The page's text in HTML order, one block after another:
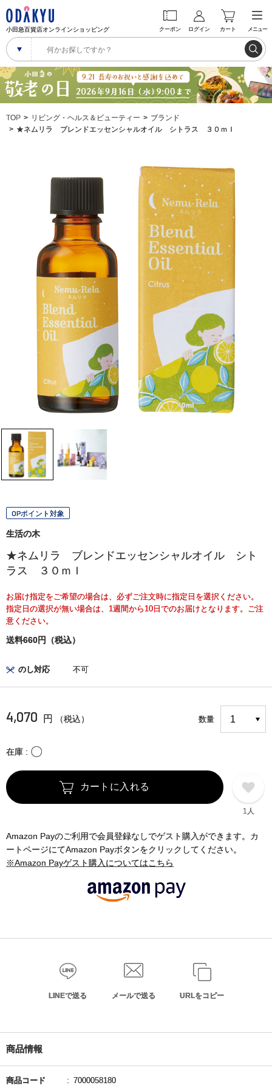
小田急百貨店オンラインショッピング クーポン ログイン カート メニュー
TOP リビング・ヘルス＆ビューティー
ブランド
★ネムリラ ブレンドエッセンシャルオイル シトラス ３０ｍｌ
OPポイント対象
生活の木
★ネムリラ ブレンドエッセンシャルオイル シト
ラス ３０ｍｌ
お届け指定をご希望の場合は、必ずご注文時に指定日を選択ください。
指定日の選択が無い場合は、1週間から10日でのお届けとなります。ご注
意ください。
送料660円（税込）
のし対応 不可
4,070 円 （税込） 数量
在庫 〇
カートに入れる
1人
Amazon Payのご利用で会員登録なしでゲスト購入ができます。カ
ートページにてAmazon Payボタンをクリックしてください。
※Amazon Payゲスト購入についてはこちら
LINEで送る メールで送る URLをコピー
商品情報
商品コード 7000058180